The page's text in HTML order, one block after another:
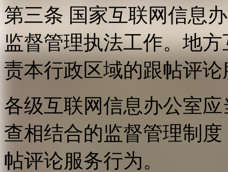
第三条 国家互联网信息
监督管理执法工作。地
责本行政区域的跟帖评
各级互联网信息办公室
查相结合的监督管理制
帖评论服务行为。